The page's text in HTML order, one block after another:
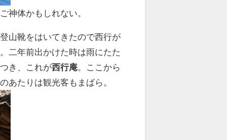
神体かもしれない。
山靴をはいてきたので西行が
二年前出かけた時は雨にたた
き、これが西行庵 。ここから
あたりは観光客もまばら。